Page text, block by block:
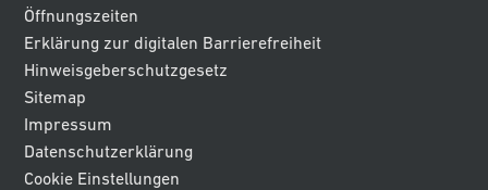
Öffnungszeiten
Erklärung zur digitalen Barrierefreiheit
Hinweisgeberschutzgesetz
Sitemap
Impressum
Datenschutzerklärung
Cookie Einstellungen